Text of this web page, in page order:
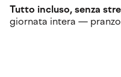
Tutto incluso, senza
giornata intera —